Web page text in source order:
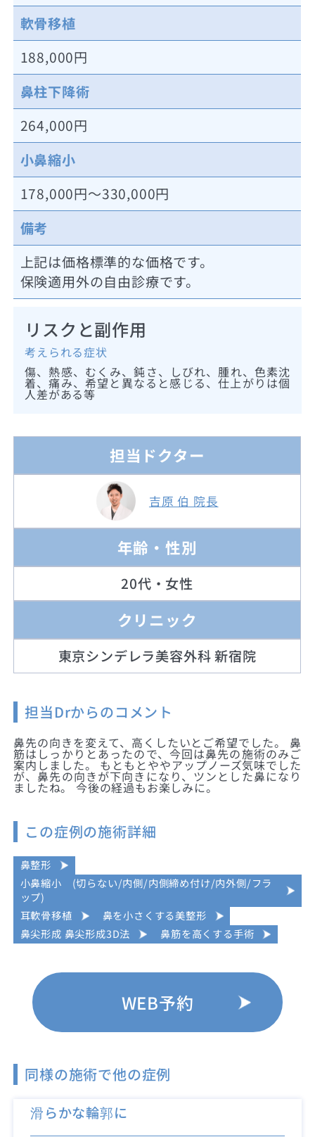
軟骨移植
188,000円
鼻柱下降術
264,000円
小鼻縮小
178,000円～330,000円
備考
上記は価格標準的な価格です。
保険適用外の自由診療です。
リスクと副作用
考えられる症状
傷、熱感、むくみ、鈍さ、しびれ、腫れ、色素沈
着、痛み、希望と異なると感じる、仕上がりは個
人差がある等
担当ドクター
吉原 伯 院長
年齢・性別
20代・女性
クリニック
東京シンデレラ美容外科 新宿院
担当Drからのコメント
鼻先の向きを変えて、高くしたいとご希望でした。 鼻
筋はしっかりとあったので、今回は鼻先の施術のみご
案内しました。 もともとややアップノーズ気味でした
が、鼻先の向きが下向きになり、ツンとした鼻になり
ましたね。 今後の経過もお楽しみに。
この症例の施術詳細
鼻整形
小鼻縮小 (切らない/内側/内側締め付け/内外側/フラ
ップ)
耳軟骨移植
鼻を小さくする美整形
鼻尖形成 鼻尖形成3D法
鼻筋を高くする手術
WEB予約
同様の施術で他の症例
滑らかな輪郭に